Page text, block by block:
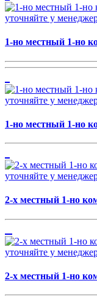
уточняйте у
1-но местный 1-но
уточняйте у
1-но местный 1-но
уточняйте у
2-х местный 1-но
уточняйте у
2-х местный 1-но